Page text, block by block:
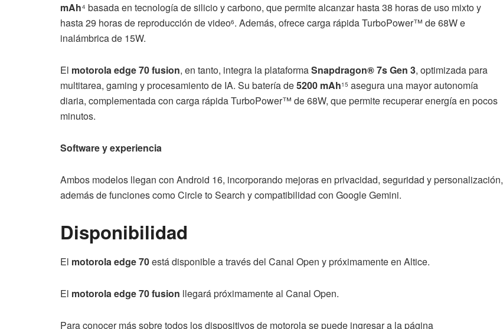
mAh⁴ basada en tecnología de silicio y carbono, que permite alcanzar hasta 38 horas de uso mixto y
hasta 29 horas de reproducción de video6. Además, ofrece carga rápida TurboPower™ de 68W e
inalámbrica de 15W.
El motorola edge 70 fusion, en tanto, integra la plataformaSnapdragon® 7s Gen 3, optimizada para
multitarea, gaming y procesamiento de IA. Su batería de5200 mAh15 asegura una mayor autonomía
diaria, complementada con carga rápida TurboPower™ de 68W, que permite recuperar energía en pocos
minutos.
Software y experiencia
Ambos modelos llegan con Android 16, incorporando mejoras en privacidad, seguridad y personalización,
además de funciones como Circle to Search y compatibilidad con Google Gemini.
Disponibilidad
El motorola edge 70está disponible a través del Canal Open y próximamente en Altice.
El motorola edge 70 fusion llegará próximamente al Canal Open.
Para conocer más sobre todos los dispositivos de motorola se puede ingresar a la página